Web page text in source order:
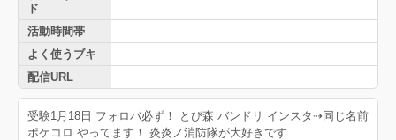
ド
活動時間帯
よく使うブキ
配信URL
受験1月18日 フォロバ必ず！ とび森 バンドリ インスタ⇢同じ名前
ポケコロ やってます！ 炎炎ノ消防隊が大好きです